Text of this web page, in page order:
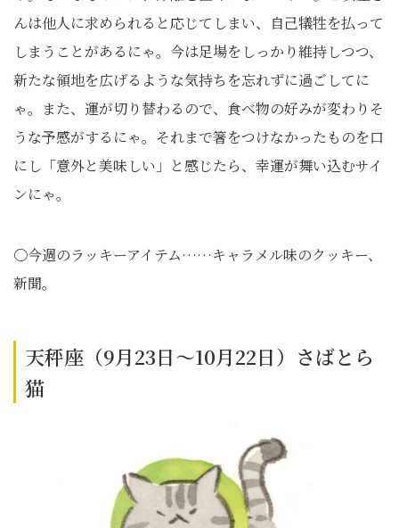
んは他人に求められると応じてしまい、自己犠牲を払って
しまうことがあるにゃ。今は足場をしっかり維持しつつ、
新たな領地を広げるような気持ちを忘れずに過ごしてに
ゃ。また、運が切り替わるので、食べ物の好みが変わりそ
うな予感がするにゃ。それまで箸をつけなかったものを口
にし「意外と美味しい」と感じたら、幸運が舞い込むサイ
ンにゃ。
〇今週のラッキーアイテム……キャラメル味のクッキー、
新聞。
天秤座（9月23日～10月22日）さばとら
猫